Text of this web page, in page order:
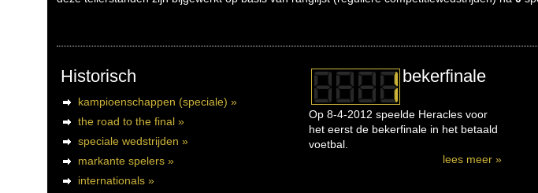
Historisch
kampioenschappen (speciale) »
the road to the final »
speciale wedstrijden »
markante spelers »
internationals »
bekerfinale
Op 8-4-2012 speelde Heracles voor
het eerst de bekerfinale in het betaald
voetbal.
lees meer »